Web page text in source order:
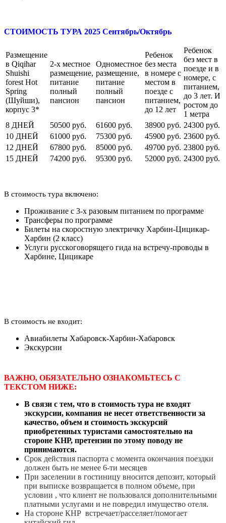
СТОИМОСТЬ ТУРА 2025 Сентябрь/Октябрь
Размещение
в Qiqihar
Shuishi
forest Hot
Spring
(Шуйши),
корпус 3*
2-х местное
размещение,
питание
полный
пансион
Одноместное
размещение,
питание
полный
пансион
Ребенок
без места
в номере с
местом в
поезде с
питанием,
до 12 лет
Ребенок
без мест в
поезде и в
номере, с
питанием,
до 3 лет. И
ростом до
1 метра
8 ДНЕЙ
50500 руб. 61600 руб. 38900 руб. 24300 руб.
10 ДНЕЙ
61000 руб. 75300 руб. 45900 руб. 23600 руб.
12 ДНЕЙ
67800 руб. 85000 руб. 49700 руб. 23800 руб.
15 ДНЕЙ
74200 руб. 95300 руб. 52000 руб. 24300 руб.
В стоимость тура включено:
Проживание с 3-х разовым питанием по программе
Трансферы по программе
Билеты на скоростную электричку Харбин-Цицикар-
Харбин (2 класс)
Услуги русскоговорящего гида на встречу-проводы в
Харбине, Цицикаре
В стоимость не входит:
Авиабилеты Хабаровск-Харбин-Хабаровск
Экскурсии
ВАЖНО, ОБЯЗАТЕЛЬНО ОЗНАКОМЬТЕСЬ С
ТЕКСТОМ НИЖЕ:
В связи с тем, что в стоимость тура не входят
экскурсии, компания не несет ответственности за
качество, объем и стоимость экскурсий
приобретенных туристами самостоятельно на
стороне КНР, претензии по этому поводу не
принимаются.
Срок действия паспорта с момента окончания поездки
должен быть не менее 6-ти месяцев
При заселении в гостиницу вносится депозит, который
при выписке возвращается в полном объеме, при
условии , что клиент не пользовался дополнительными
платными услугами и не повредил имущество отеля.
На стороне КНР встречает/расселяет/помогает